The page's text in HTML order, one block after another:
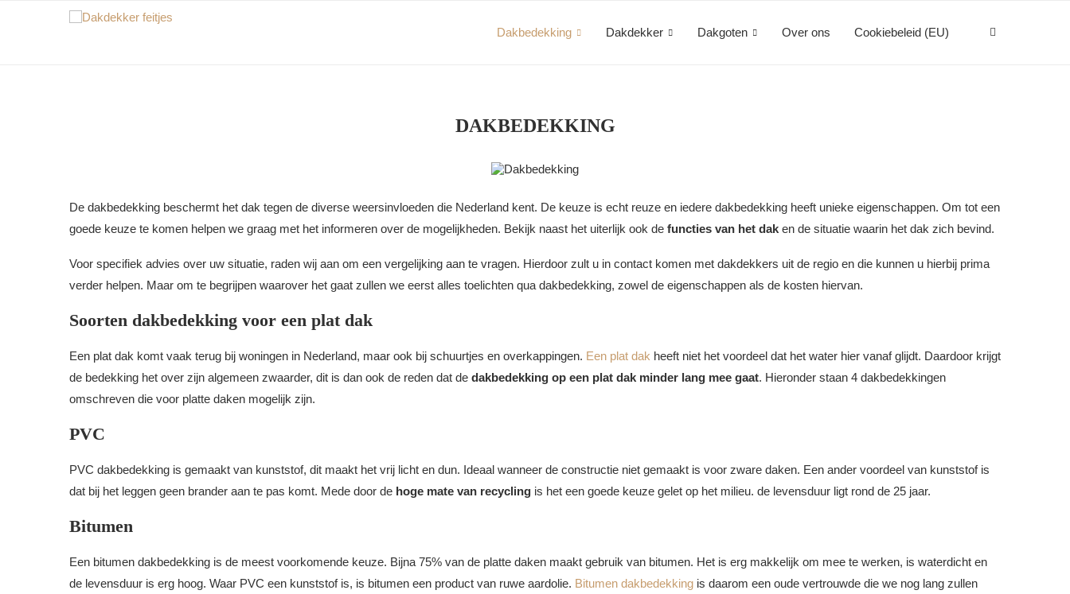
Dakbedekking Dakdekker Dakgoten Over ons Cookiebeleid (EU)
DAKBEDEKKING
De dakbedekking beschermt het dak tegen de diverse weersinvloeden die Nederland kent. De keuze is echt reuze en iedere dakbedekking heeft unieke eigenschappen. Om tot een
goede keuze te komen helpen we graag met het informeren over de mogelijkheden. Bekijk naast het uiterlijk ook de functies van het dak en de situatie waarin het dak zich bevind.
Voor specifiek advies over uw situatie, raden wij aan om een vergelijking aan te vragen. Hierdoor zult u in contact komen met dakdekkers uit de regio en die kunnen u hierbij prima
verder helpen. Maar om te begrijpen waarover het gaat zullen we eerst alles toelichten qua dakbedekking, zowel de eigenschappen als de kosten hiervan.
Soorten dakbedekking voor een plat dak
Een plat dak komt vaak terug bij woningen in Nederland, maar ook bij schuurtjes en overkappingen. Een plat dak heeft niet het voordeel dat het water hier vanaf glijdt. Daardoor krijgt
de bedekking het over zijn algemeen zwaarder, dit is dan ook de reden dat de dakbedekking op een plat dak minder lang mee gaat. Hieronder staan 4 dakbedekkingen
omschreven die voor platte daken mogelijk zijn.
PVC
PVC dakbedekking is gemaakt van kunststof, dit maakt het vrij licht en dun. Ideaal wanneer de constructie niet gemaakt is voor zware daken. Een ander voordeel van kunststof is
dat bij het leggen geen brander aan te pas komt. Mede door de hoge mate van recycling is het een goede keuze gelet op het milieu. de levensduur ligt rond de 25 jaar.
Bitumen
Een bitumen dakbedekking is de meest voorkomende keuze. Bijna 75% van de platte daken maakt gebruik van bitumen. Het is erg makkelijk om mee te werken, is waterdicht en
de levensduur is erg hoog. Waar PVC een kunststof is, is bitumen een product van ruwe aardolie. Bitumen dakbedekking is daarom een oude vertrouwde die we nog lang zullen